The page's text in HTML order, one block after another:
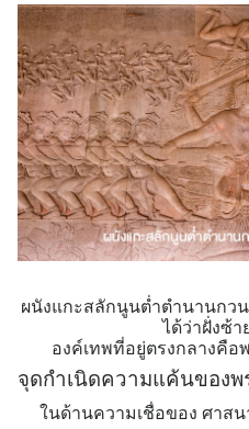
ผนังแกะสลักนูนต่ำตำนานกว
ได้ว่าฝั่งซ้
องค์เทพที่อยู่ตรงกลางคือ
จุดกำเนิดความแค้นของพ
ในด้านความเชื่อของ ศาส